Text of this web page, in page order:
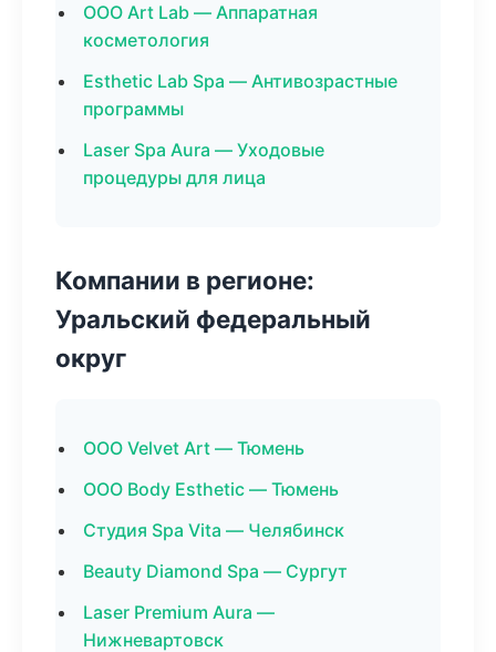
ООО Art Lab — Аппаратная
косметология
Esthetic Lab Spa — Антивозрастные
программы
Laser Spa Aura — Уходовые
процедуры для лица
Компании в регионе:
Уральский федеральный
округ
ООО Velvet Art — Тюмень
ООО Body Esthetic — Тюмень
Студия Spa Vita — Челябинск
Beauty Diamond Spa — Сургут
Laser Premium Aura —
Нижневартовск